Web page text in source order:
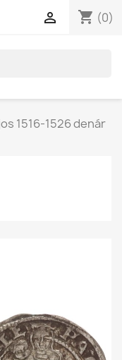
shopping_cart (0)

1516-1526 denár